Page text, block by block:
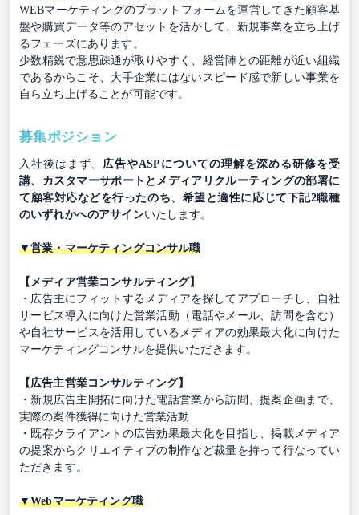
WEBマーケティングのプラットフォームを運営してきた顧客基
盤や購買データ等のアセットを活かして、新規事業を立ち上げ
るフェーズにあります。
少数精鋭で意思疎通が取りやすく、経営陣との距離が近い組織
であるからこそ、大手企業にはないスピード感で新しい事業を
自ら立ち上げることが可能です。
募集ポジション
入社後はまず、 広告やASPについての理解を深める研修を受
講、カスタマーサポートとメディアリクルーティングの部署に
て顧客対応などを行ったのち、希望と適性に応じて下記2職種
のいずれかへのアサインいたします。
▼営業・マーケティングコンサル職
【メディア営業コンサルティング】
・広告主にフィットするメディアを探してアプローチし、自社
サービス導入に向けた営業活動（電話やメール、訪問を含む）
や自社サービスを活用しているメディアの効果最大化に向けた
マーケティングコンサルを提供いただきます。
【広告主営業コンサルティング】
・新規広告主開拓に向けた電話営業から訪問、提案企画まで、
実際の案件獲得に向けた営業活動
・既存クライアントの広告効果最大化を目指し、掲載メディア
の提案からクリエイティブの制作など裁量を持って行なってい
ただきます。
▼Webマーケティング職